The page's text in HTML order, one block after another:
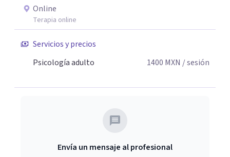
Online
Terapia online
Servicios y precios
Psicología adulto
1400 MXN / sesión
Envía un mensaje al profesional